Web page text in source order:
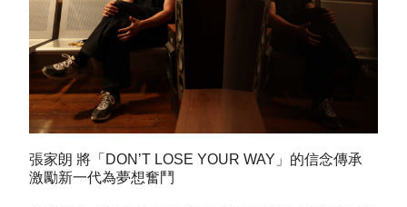
張家朗 將「DON’T LOSE YOUR WAY」的信念傳承
激勵新一代為夢想奮鬥